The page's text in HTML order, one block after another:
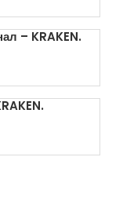
– KRAKEN.